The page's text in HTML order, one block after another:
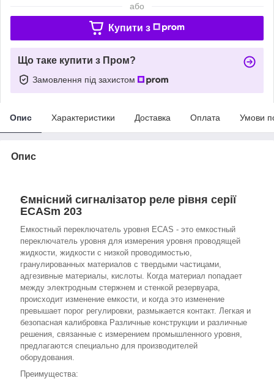
або
Купити з
Що таке купити з Пром?
Замовлення під захистом
Опис Характеристики Доставка Оплата Умови
Опис
Ємнісний сигналізатор реле рівня серії
ECASm 203
Емкостный переключатель уровня ECAS - это емкостный
переключатель уровня для измерения уровня проводящей
жидкости, жидкости с низкой проводимостью,
гранулированных материалов с твердыми частицами,
адгезивные материалы, кислоты. Когда материал попадает
между электродным стержнем и стенкой резервуара,
происходит изменение емкости, и когда это изменение
превышает порог регулировки, размыкается контакт. Легкая и
безопасная калибровка Различные конструкции и различные
решения, связанные с измерением промышленного уровня,
предлагаются специально для производителей
оборудования.
Преимущества: